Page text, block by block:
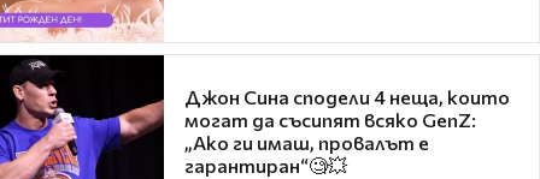
Джон Сина сподели 4 неща, които
могат да съсипят всяко GenZ:
„Ако ги имаш, провалът е
гарантиран“🧐💥